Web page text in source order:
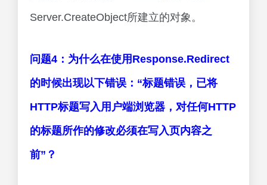
Server.CreateObject所建立的对象。
问题4：为什么在使用Response.Redirect
的时候出现以下错误：“标题错误，已将
HTTP标题写入用户端浏览器，对任何HTTP
的标题所作的修改必须在写入页内容之
前”？